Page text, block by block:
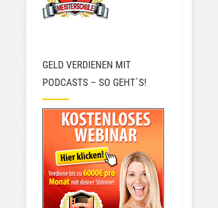
GELD VERDIENEN MIT
PODCASTS – SO GEHT´S!